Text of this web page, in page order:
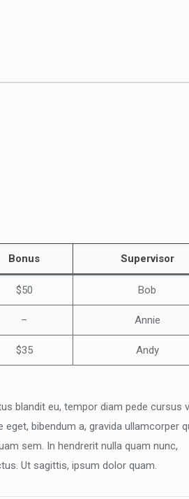
Bonus Supervisor
$50 Bob
– Annie
$35 Andy
blandit eu, tempor diam pede cursus
bibendum a, gravida ullamcorper
sem. In hendrerit nulla quam nunc,
Ut sagittis, ipsum dolor quam.